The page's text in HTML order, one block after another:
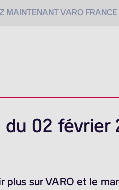
MAINTENANT VARO FRANCE
02 février
plus sur VARO et le